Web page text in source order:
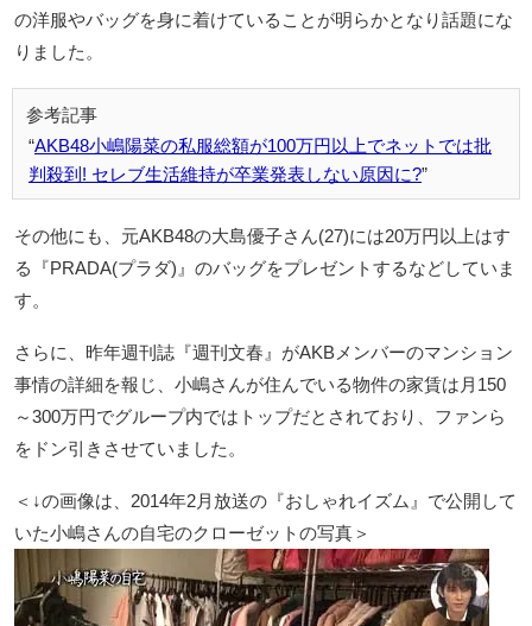
の洋服やバッグを身に着けていることが明らかとなり話題にな
りました。
AKB48小嶋陽菜の私服総額が100万円以上でネットでは批
判殺到! セレブ生活維持が卒業発表しない原因に?
その他にも、元AKB48の大島優子さん(27)には20万円以上はす
る『PRADA(プラダ)』のバッグをプレゼントするなどしていま
す。
さらに、昨年週刊誌『週刊文春』がAKBメンバーのマンション
事情の詳細を報じ、小嶋さんが住んでいる物件の家賃は月150
～300万円でグループ内ではトップだとされており、ファンら
をドン引きさせていました。
＜↓の画像は、2014年2月放送の『おしゃれイズム』で公開して
いた小嶋さんの自宅のクローゼットの写真＞